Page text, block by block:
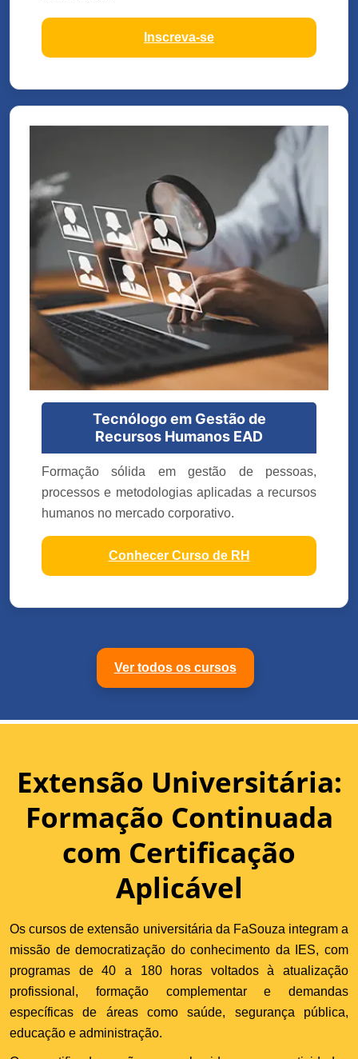
Inscreva-se
Tecnólogo em Gestão de
Recursos Humanos EAD
Formação sólida em gestão de pessoas,
processos e metodologias aplicadas a recursos
humanos no mercado corporativo.
Conhecer Curso de RH
Ver todos os cursos
Extensão Universitária:
Formação Continuada
com Certificação
Aplicável
Os cursos de extensão universitária da FaSouza integram a
missão de democratização do conhecimento da IES, com
programas de 40 a 180 horas voltados à atualização
profissional, formação complementar e demandas
específicas de áreas como saúde, segurança pública,
educação e administração.